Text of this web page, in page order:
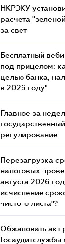
НКРЭКУ
расчета
за свет
Бесплатный
под прицелом:
целью банка,
в 2026 году"
Главное за
регулирование
Перезагрузка
налоговых
августа 2026
исчисление
чистого листа"?
Обжаловать акт
Госаудитслужбы